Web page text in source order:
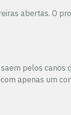
abertas. O
pelos
apenas um